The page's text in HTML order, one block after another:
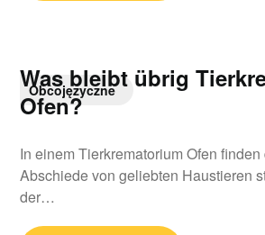
Obcojęzyczne
Was bleibt übrig
Ofen?
In einem Tierkrematorium Ofen
Abschiede von geliebten Haustieren
der…